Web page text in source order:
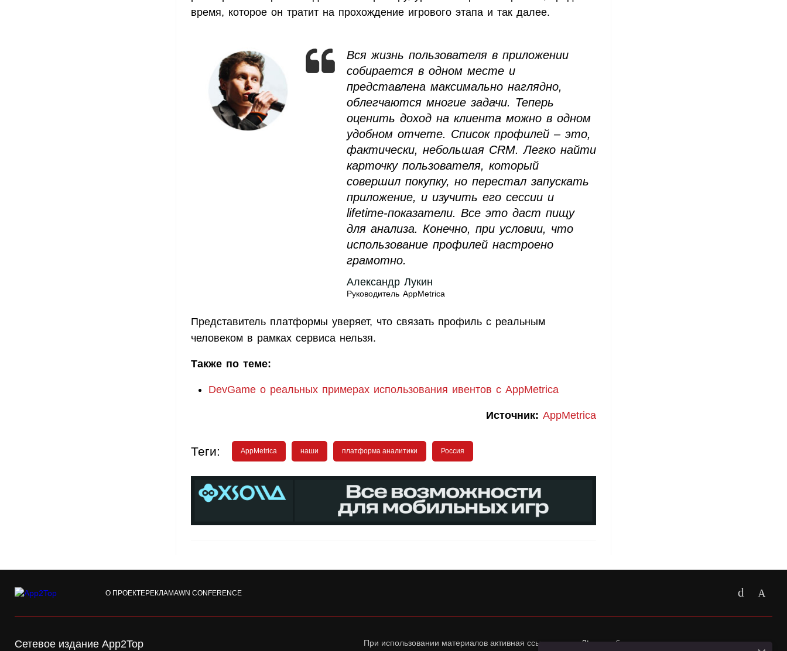
время, которое он тратит на прохождение игрового этапа и так далее.
Вся жизнь пользователя в приложении
собирается в одном месте и
представлена максимально наглядно,
облегчаются многие задачи. Теперь
оценить доход на клиента можно в одном
удобном отчете. Список профилей – это,
фактически, небольшая CRM. Легко найти
карточку пользователя, который
совершил покупку, но перестал запускать
приложение, и изучить его сессии и
lifetime-показатели. Все это даст пищу
для анализа. Конечно, при условии, что
использование профилей настроено
грамотно.
Александр Лукин
Руководитель AppMetrica
Представитель платформы уверяет, что связать профиль с реальным
человеком в рамках сервиса нельзя.
Также по теме:
DevGame о реальных примерах использования ивентов с AppMetrica
Источник: AppMetrica
Теги: AppMetrica наши платформа аналитики Россия
О ПРОЕКТЕРЕКЛАМАWN CONFERENCE
Сетевое издание App2Top При использовании материалов активная ссылка наapp2top.ruобязательна.